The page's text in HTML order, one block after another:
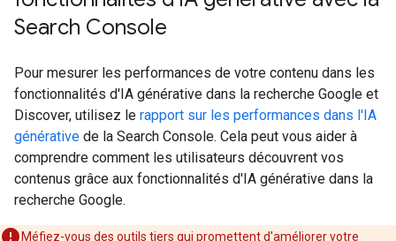
Search Console
Pour mesurer les performances de votre contenu dans les
fonctionnalités d'IA générative dans la recherche Google et
Discover, utilisez le rapport sur les performances dans l'IA
générative de la Search Console. Cela peut vous aider à
comprendre comment les utilisateurs découvrent vos
contenus grâce aux fonctionnalités d'IA générative dans la
recherche Google.
Méfiez-vous des outils tiers qui promettent d'améliorer votre